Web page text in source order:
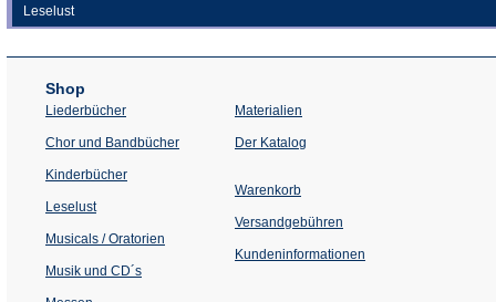
Leselust
Shop
Liederbücher
Chor und Bandbücher
Kinderbücher
Leselust
Musicals / Oratorien
Musik und CD´s
Materialien
Der Katalog
Warenkorb
Versandgebühren
Kundeninformationen